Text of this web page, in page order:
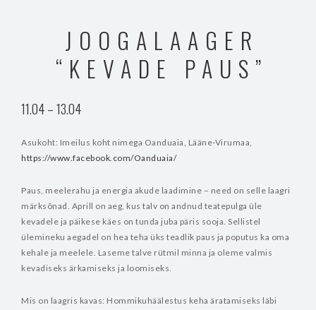
JOOGALAAGER
“KEVADE PAUS”
11.04 – 13.04
Asukoht: Imeilus koht nimega Oanduaia, Lääne-Virumaa,
https://www.facebook.com/Oanduaia/
Paus, meelerahu ja energia akude laadimine – need on selle laagri
märksõnad. Aprill on aeg, kus talv on andnud teatepulga üle
kevadele ja päikese käes on tunda juba päris sooja. Sellistel
ülemineku aegadel on hea teha üks teadlik paus ja poputus ka oma
kehale ja meelele. Laseme talve rütmil minna ja oleme valmis
kevadiseks ärkamiseks ja loomiseks.
Mis on laagris kavas: Hommikuhäälestus keha äratamiseks läbi